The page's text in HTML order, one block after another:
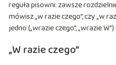
reguła pisowni: zawsze
mówisz „w razie czego”, czy „w
jedno („wrazie czego”, „wrazie
„W razie czego”